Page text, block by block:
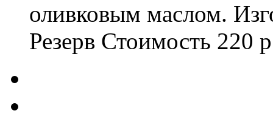
оливковым маслом.
Резерв Стоимость 220